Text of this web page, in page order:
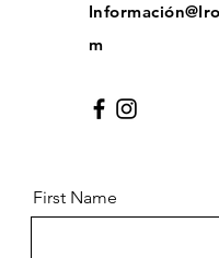
m
First Name